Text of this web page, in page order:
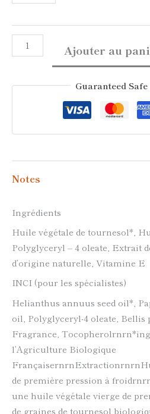
Ajouter au
Guaranteed
Notes
Ingrédients
Huile végétale de tournesol*,
Polyglyceryl – 4 oleate, Extrait
d’origine naturelle, Vitamine E
INCI (pour les spécialistes)
Helianthus annuus seed oil*,
oil, Polyglyceryl-4 oleate, Bellis
Fragrance,
l’Agriculture Biologique
de première pression à
une huile végétale vierge de
de graines de tournesol